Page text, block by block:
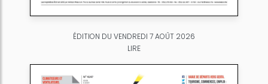
ÉDITION DU VENDREDI 7 AOÛT 2026
LIRE